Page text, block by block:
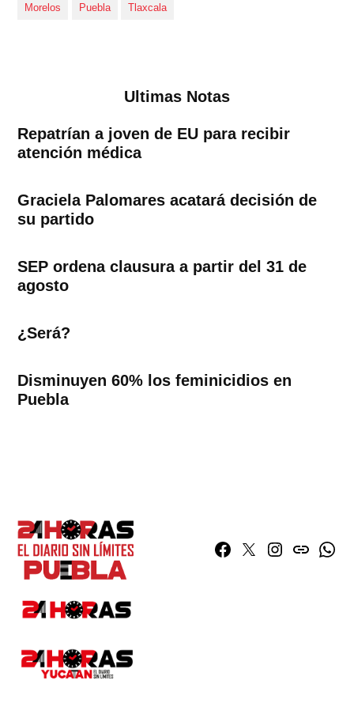
Morelos Puebla Tlaxcala
Ultimas Notas
Repatrían a joven de EU para recibir
atención médica
Graciela Palomares acatará decisión de
su partido
SEP ordena clausura a partir del 31 de
agosto
¿Será?
Disminuyen 60% los feminicidios en
Puebla
Facebook
TwitterInstagram
issuu